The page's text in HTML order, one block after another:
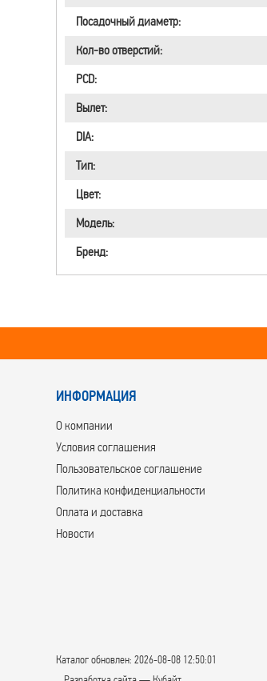
Посадочный диаметр:
Кол-во отверстий:
PCD:
Вылет:
DIA:
Тип:
Цвет:
Модель:
Бренд:
ИНФОРМАЦИЯ
О компании
Условия соглашения
Пользовательское соглашение
Политика конфиденциальности
Оплата и доставка
Новости
Каталог обновлен: 2026-08-08 12:50:01